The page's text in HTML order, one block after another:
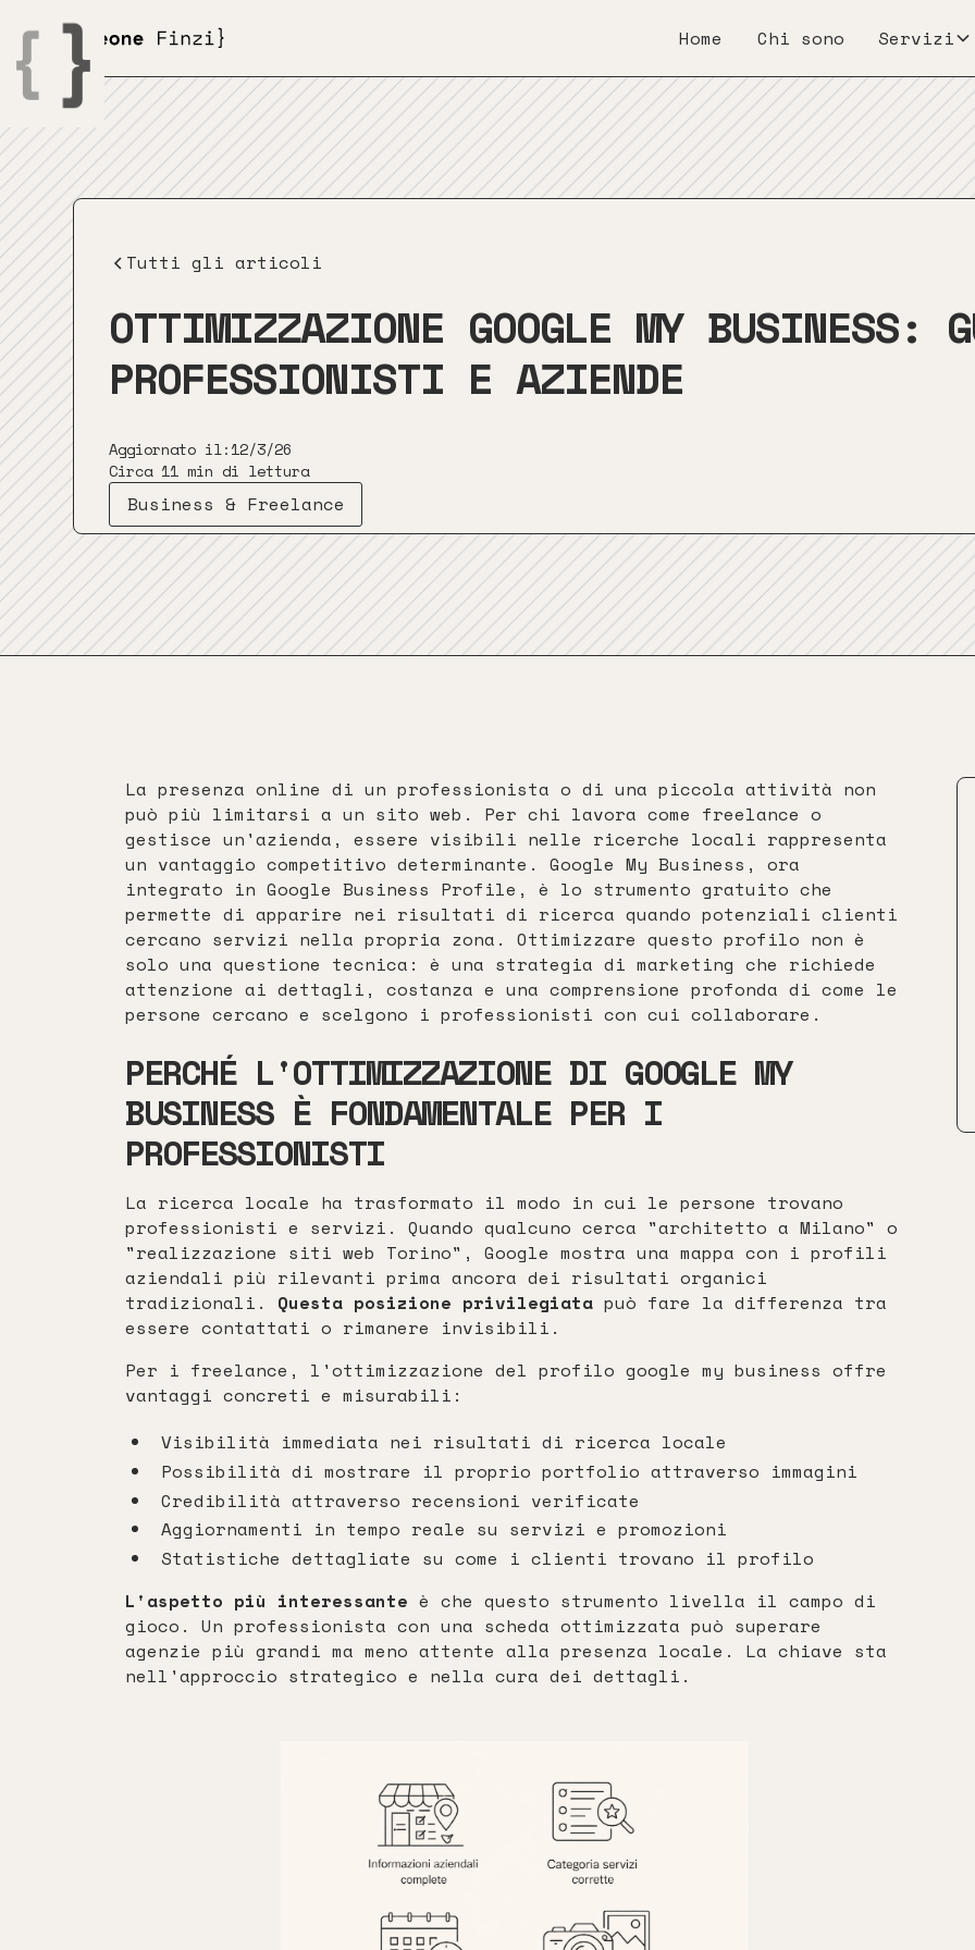
Home Chi sono Servizi
Tutti gli articoli
OTTIMIZZAZIONE GOOGLE MY BUSINESS:
PROFESSIONISTI E AZIENDE
Aggiornato il: 12/3/26
Circa 11 min di lettura
Business & Freelance
La presenza online di un professionista o di una piccola attività non
può più limitarsi a un sito web. Per chi lavora come freelance o
gestisce un'azienda, essere visibili nelle ricerche locali rappresenta
un vantaggio competitivo determinante. Google My Business, ora
integrato in Google Business Profile, è lo strumento gratuito che
permette di apparire nei risultati di ricerca quando potenziali clienti
cercano servizi nella propria zona. Ottimizzare questo profilo non è
solo una questione tecnica: è una strategia di marketing che richiede
attenzione ai dettagli, costanza e una comprensione profonda di come le
persone cercano e scelgono i professionisti con cui collaborare.
PERCHÉ L'OTTIMIZZAZIONE DI GOOGLE MY
BUSINESS È FONDAMENTALE PER I
PROFESSIONISTI
La ricerca locale ha trasformato il modo in cui le persone trovano
professionisti e servizi. Quando qualcuno cerca "architetto a Milano" o
"realizzazione siti web Torino", Google mostra una mappa con i profili
aziendali più rilevanti prima ancora dei risultati organici
tradizionali. Questa posizione privilegiatapuò fare la differenza tra
essere contattati o rimanere invisibili.
Per i freelance, l'ottimizzazione del profilo google my business offre
vantaggi concreti e misurabili:
Visibilità immediata nei risultati di ricerca locale
Possibilità di mostrare il proprio portfolio attraverso immagini
Credibilità attraverso recensioni verificate
Aggiornamenti in tempo reale su servizi e promozioni
Statistiche dettagliate su come i clienti trovano il profilo
L'aspetto più interessante è che questo strumento livella il campo di
gioco. Un professionista con una scheda ottimizzata può superare
agenzie più grandi ma meno attente alla presenza locale. La chiave sta
nell'approccio strategico e nella cura dei dettagli.